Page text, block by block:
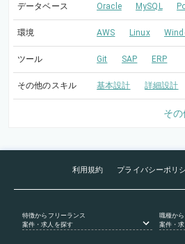
データベース Oracle MySQL
環境 AWS Linux
ツール Git SAP ERP
その他のスキル 基本設計 詳細設計
そ
利用規約 プライバシーポリ
特徴からフリーランス
案件・求人を探す
職種か
案件・